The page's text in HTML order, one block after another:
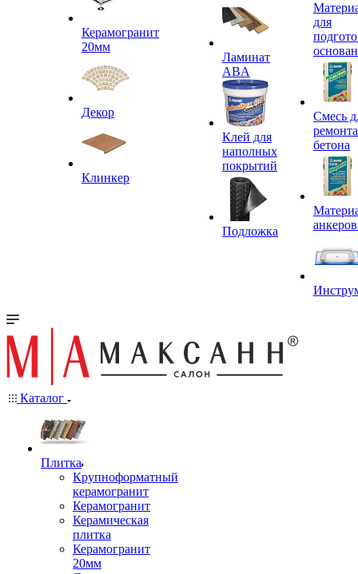
Керамогранит
20мм
Декор
Клинкер
Ламинат
ABA
Клей для
наполных
покрытий
Подложка
для
Смесь
ремонта
бетона
Каталог
Плитка
Крупноформатный
керамогранит
Керамогранит
Керамическая
плитка
Керамогранит
20мм